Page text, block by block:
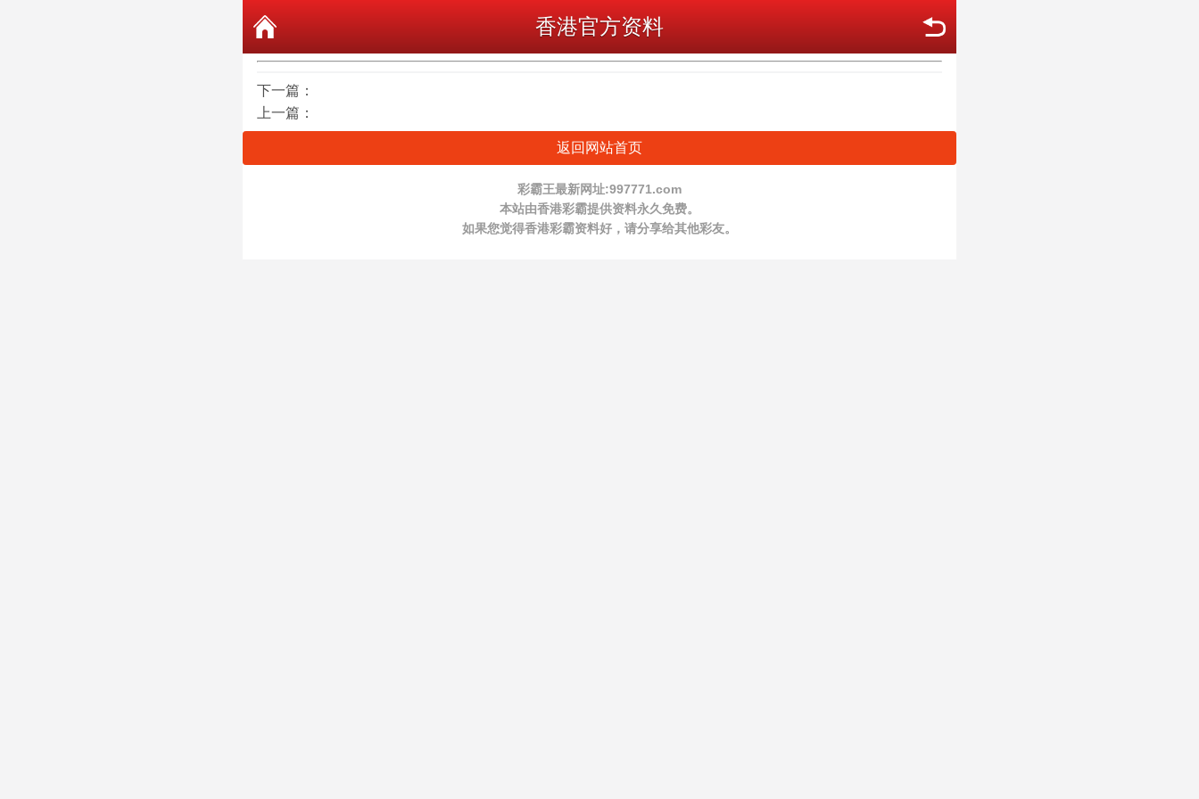
香港官方资料
下一篇：
上一篇：
返回网站首页
彩霸王最新网址:997771.com
本站由香港彩霸提供资料永久免费。
如果您觉得香港彩霸资料好，请分享给其他彩友。